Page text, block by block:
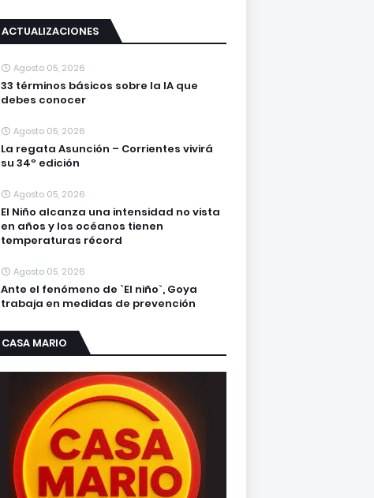
ACTUALIZACIONES
Agosto 05, 2026
33 términos básicos sobre la IA que
debes conocer
Agosto 05, 2026
La regata Asunción – Corrientes vivirá
su 34º edición
Agosto 05, 2026
El Niño alcanza una intensidad no vista
en años y los océanos tienen
temperaturas récord
Agosto 05, 2026
Ante el fenómeno de `El niño`, Goya
trabaja en medidas de prevención
CASA MARIO